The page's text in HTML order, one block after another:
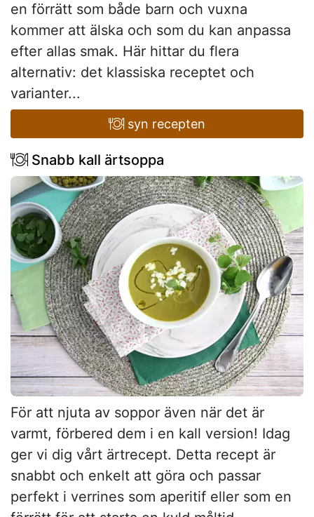
en förrätt som både barn och vuxna
kommer att älska och som du kan anpassa
efter allas smak. Här hittar du flera
alternativ: det klassiska receptet och
varianter...
syn recepten
Snabb kall ärtsoppa
För att njuta av soppor även när det är
varmt, förbered dem i en kall version! Idag
ger vi dig vårt ärtrecept. Detta recept är
snabbt och enkelt att göra och passar
perfekt i verrines som aperitif eller som en